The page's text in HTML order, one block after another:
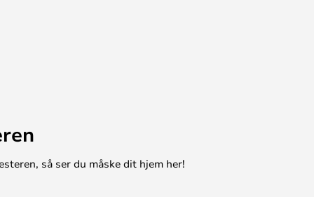
så ser du måske dit hjem her!